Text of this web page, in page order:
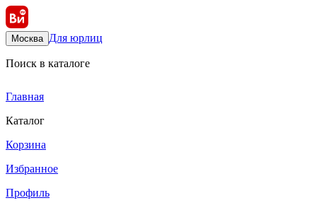
Москва Для юрлиц
Поиск в каталоге
Главная
Каталог
Корзина
Избранное
Профиль